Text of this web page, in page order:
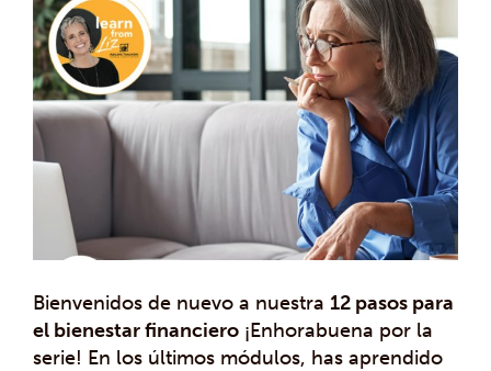
Bienvenidos de nuevo a nuestra 12 pasos para
el bienestar financiero ¡Enhorabuena por la
serie! En los últimos módulos, has aprendido